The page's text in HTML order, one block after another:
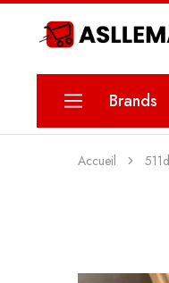
Asllema
Brands
KARINA
THE DATE
Accueil